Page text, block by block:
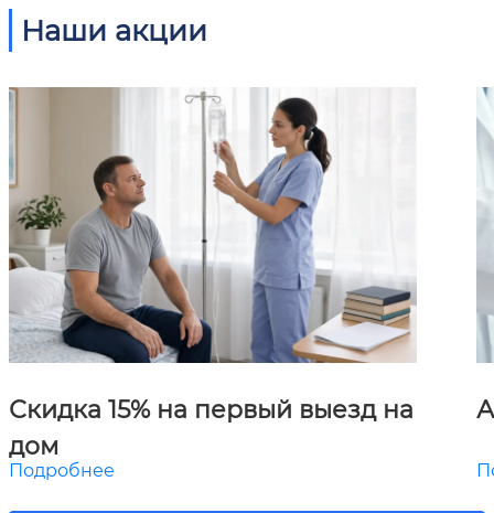
Наши акции
Скидка 15% на первый выезд на
дом
Подробнее